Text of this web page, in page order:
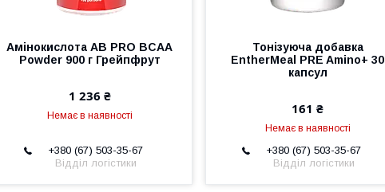
Амінокислота AB PRO BCAA
Powder 900 г Грейпфрут
1 236 ₴
Немає в наявності
+380 (67) 503-35-67
Відділ логістики
Тонізуюча добавка
EntherMeal PRE Amino+ 30
капсул
161 ₴
Немає в наявності
+380 (67) 503-35-67
Відділ логістики